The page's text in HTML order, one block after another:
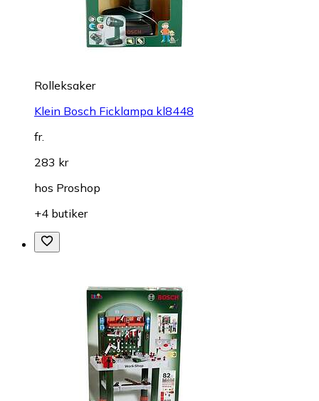
Rolleksaker
Klein Bosch Ficklampa kl8448
fr.
283 kr
hos Proshop
+4 butiker